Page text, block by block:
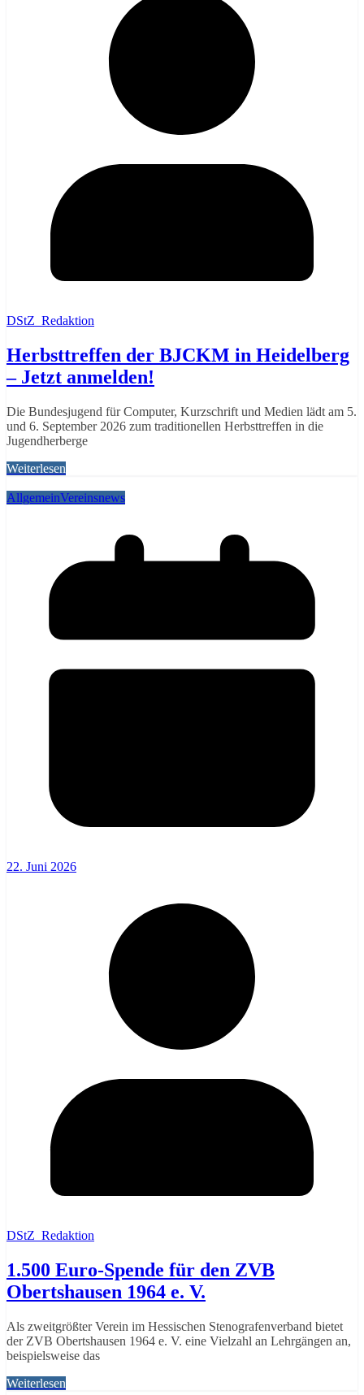
DStZ_Redaktion
Herbsttreffen der BJCKM in Heidelberg
– Jetzt anmelden!
Die Bundesjugend für Computer, Kurzschrift und Medien lädt am 5.
und 6. September 2026 zum traditionellen Herbsttreffen in die
Jugendherberge
Weiterlesen
AllgemeinVereinsnews
22. Juni 2026
DStZ_Redaktion
1.500 Euro-Spende für den ZVB
Obertshausen 1964 e. V.
Als zweitgrößter Verein im Hessischen Stenografenverband bietet
der ZVB Obertshausen 1964 e. V. eine Vielzahl an Lehrgängen an,
beispielsweise das
Weiterlesen